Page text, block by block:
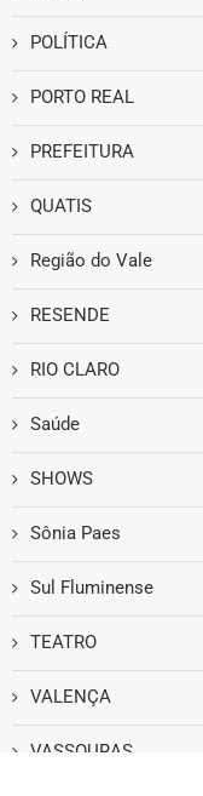
POLÍTICA
PORTO REAL
PREFEITURA
QUATIS
Região do Vale
RESENDE
RIO CLARO
Saúde
SHOWS
Sônia Paes
Sul Fluminense
TEATRO
VALENÇA
VASSOURAS